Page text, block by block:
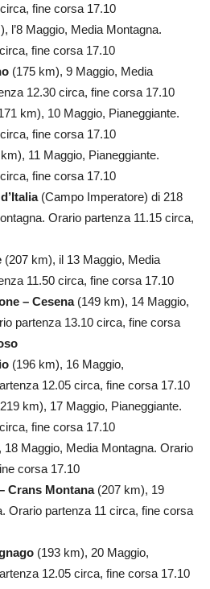
fine corsa 17.10
l’8 Maggio, Media Montagna.
fine corsa 17.10
(175 km), 9 Maggio, Media
12.30 circa, fine corsa 17.10
km), 10 Maggio, Pianeggiante.
fine corsa 17.10
11 Maggio, Pianeggiante.
fine corsa 17.10
(Campo Imperatore) di 218
Orario partenza 11.15 circa,
(207 km), il 13 Maggio, Media
11.50 circa, fine corsa 17.10
– Cesena(149 km), 14 Maggio,
partenza 13.10 circa, fine corsa
(196 km), 16 Maggio,
12.05 circa, fine corsa 17.10
km), 17 Maggio, Pianeggiante.
fine corsa 17.10
18 Maggio, Media Montagna. Orario
corsa 17.10
Crans Montana(207 km), 19
Orario partenza 11 circa, fine corsa
(193 km), 20 Maggio,
12.05 circa, fine corsa 17.10